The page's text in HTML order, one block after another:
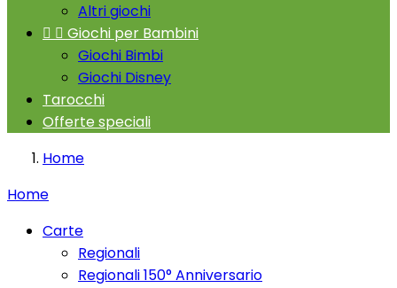
Altri giochi
  Giochi per Bambini
Giochi Bimbi
Giochi Disney
Tarocchi
Offerte speciali
Home
Home
Carte
Regionali
Regionali 150° Anniversario